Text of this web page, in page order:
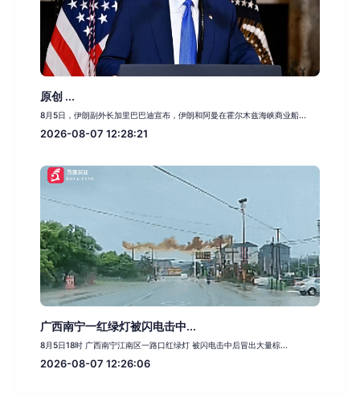
原创 ...
8月5日，伊朗副外长加里巴巴迪宣布，伊朗和阿曼在霍尔木兹海峡商业船...
2026-08-07 12:28:21
广西南宁一红绿灯被闪电击中...
8月5日18时 广西南宁江南区一路口红绿灯 被闪电击中后冒出大量棕...
2026-08-07 12:26:06